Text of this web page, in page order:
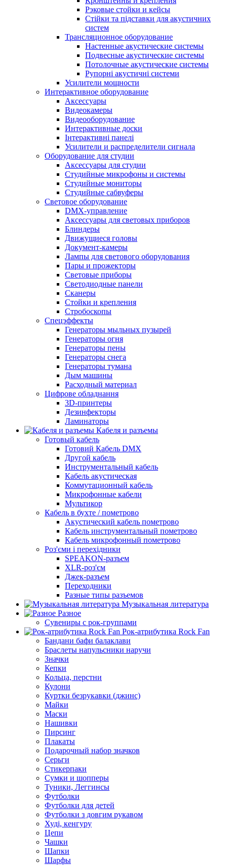
Рэковые стойки и кейсы
Стійки та підставки для акустичних
систем
Трансляционное оборудование
Настенные акустические системы
Подвесные акустические системы
Потолочные акустические системы
Рупорні акустичні системи
Усилители мощности
Интерактивное оборудование
Аксессуары
Видеокамеры
Видеооборудование
Интерактивные доски
Інтерактивні панелі
Усилители и распределители сигнала
Оборудование для студии
Аксессуары для студии
Студийные микрофоны и системы
Студийные мониторы
Студийные сабвуферы
Световое оборудование
DMX-управление
Аксессуары для световых приборов
Блиндеры
Движущиеся головы
Документ-камеры
Лампы для светового оборудования
Пары и прожекторы
Световые приборы
Светодиодные панели
Сканеры
Стойки и крепления
Стробоскопы
Спецэффекты
Генераторы мыльных пузырей
Генераторы огня
Генераторы пены
Генераторы снега
Генераторы тумана
Дым машины
Расходный материал
Цифрове обладнання
3D-принтеры
Дезинфекторы
Ламинаторы
Кабеля и разъемы
Готовый кабель
Готовий Кабель DMX
Другой кабель
Инструментальный кабель
Кабель акустическая
Коммутационный кабель
Микрофонные кабели
Мультикор
Кабель в бухте / пометрово
Акустический кабель пометрово
Кабель инструментальный пометрово
Кабель микрофонный пометрово
Роз'єми і перехідники
SPEAKON-разъем
XLR-роз'єм
Джек-разъем
Переходники
Разные типы разъемов
Музыкальная литература
Разное
Сувениры с рок-группами
Рок-атрибутика Rock Fan
Бандани бафи балаклави
Браслеты напульсники наручи
Значки
Кепки
Кольца, перстни
Кулони
Куртки безрукавки (джинс)
Майки
Маски
Нашивки
Пирсинг
Плакаты
Подарочный набор значков
Серьги
Стикерпаки
Сумки и шопперы
Туники, Леггинсы
Футболки
Футболки для детей
Футболки з довгим рукавом
Худі, кенгуру
Цепи
Чашки
Шапки
Шарфы